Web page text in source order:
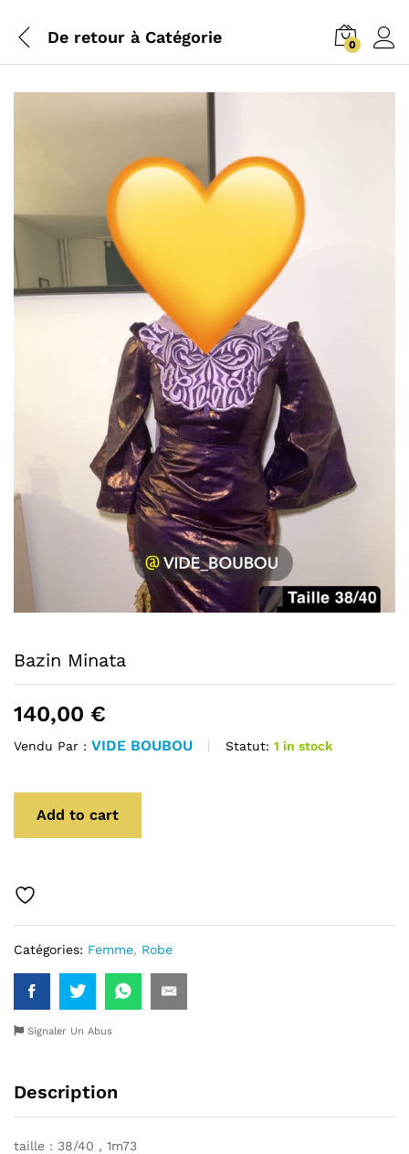
De retour à Catégorie 0
Bazin Minata
140,00 €
Vendu Par : VIDE BOUBOU Statut: 1 in stock
Add to cart
Catégories: Femme, Robe
Signaler Un Abus
Description
taille : 38/40 , 1m73